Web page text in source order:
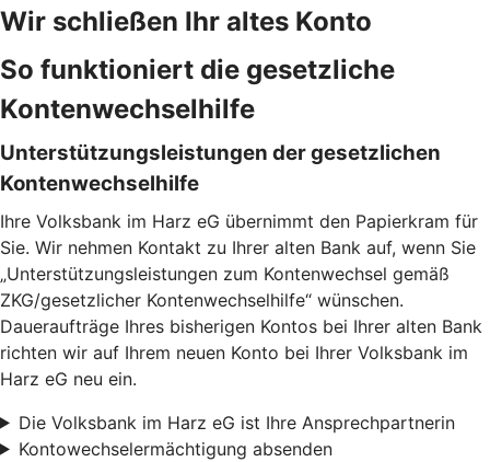
Wir schließen Ihr altes Konto
So funktioniert die gesetzliche
Kontenwechselhilfe
Unterstützungsleistungen der gesetzlichen
Kontenwechselhilfe
Ihre Volksbank im Harz eG übernimmt den Papierkram für
Sie. Wir nehmen Kontakt zu Ihrer alten Bank auf, wenn Sie
„Unterstützungsleistungen zum Kontenwechsel gemäß
ZKG/gesetzlicher Kontenwechselhilfe“ wünschen.
Daueraufträge Ihres bisherigen Kontos bei Ihrer alten Bank
richten wir auf Ihrem neuen Konto bei Ihrer Volksbank im
Harz eG neu ein.
Die Volksbank im Harz eG ist Ihre Ansprechpartnerin
Kontowechselermächtigung absenden